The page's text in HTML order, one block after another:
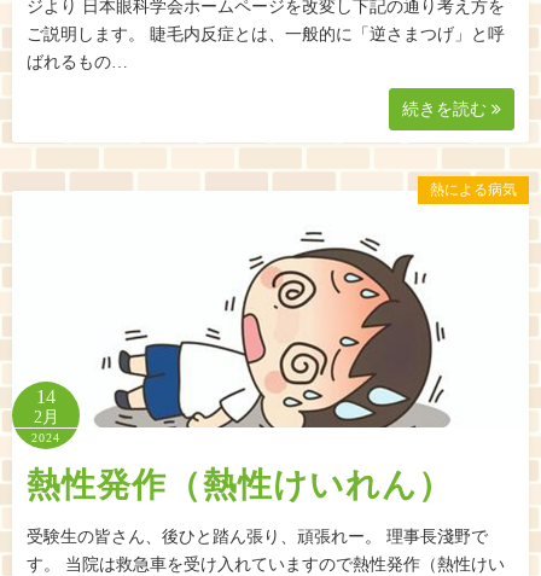
ジより 日本眼科学会ホームページを改変し下記の通り考え方を
ご説明します。 睫毛内反症とは、一般的に「逆さまつげ」と呼
ばれるもの…
続きを読む
熱による病気
14
2月
2024
熱性発作（熱性けいれん）
受験生の皆さん、後ひと踏ん張り、頑張れー。 理事長淺野で
す。 当院は救急車を受け入れていますので熱性発作（熱性けい